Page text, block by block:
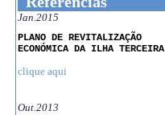
Jan.2015
PLANO DE REVITALIZAÇÃO
ECONÓMICA DA ILHA TERCEIRA
clique aqui
Out.2013